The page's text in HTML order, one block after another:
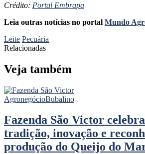
Crédito: Portal Embrapa
Leia outras notícias no portal Mundo
Leite Pecuária
Relacionadas
Veja também
AgronegócioBubalino
Fazenda São Victor
tradição, inovação e
produção do Queijo do